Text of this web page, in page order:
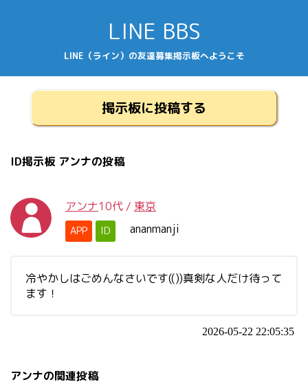
LINE BBS
LINE（ライン）の友達募集掲示板へようこそ
掲示板に投稿する
ID掲示板 アンナの投稿
アンナ10代 / 東京
APP ID ananmanji
冷やかしはごめんなさいです(())真剣な人だけ待って
ます！
2026-05-22 22:05:35
アンナの関連投稿